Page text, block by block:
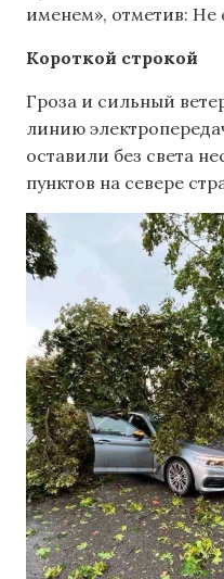
именем», отметив: Не
Короткой строкой
Гроза и сильный
линию
оставили без света
пунктов на севере